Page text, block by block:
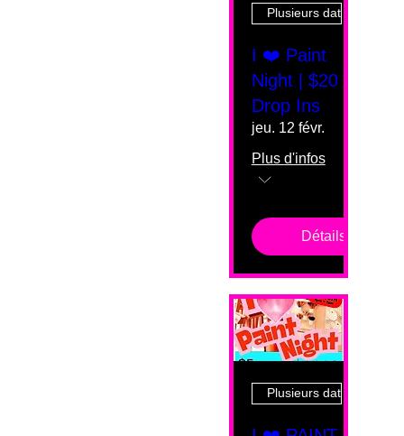
Plusieurs dates
I ❤️ Paint
Night | $20
Drop Ins
jeu. 12 févr.
Plus d'infos
Détails
Plusieurs dates